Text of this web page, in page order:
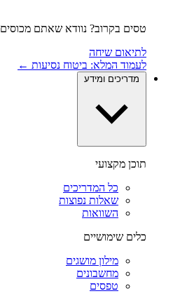
טסים בקרוב? נוודא שאתם מכוסים
לתיאום שיחה
לעמוד המלא: ביטוח נסיעות ←
מדריכים ומידע
תוכן מקצועי
כל המדריכים
שאלות נפוצות
השוואות
כלים שימושיים
מילון מושגים
מחשבונים
טפסים